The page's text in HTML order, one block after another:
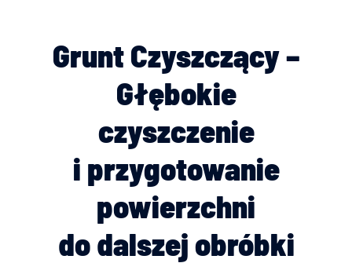
Grunt Czyszczący –
Głębokie
czyszczenie
i przygotowanie
powierzchni
do dalszej obróbki